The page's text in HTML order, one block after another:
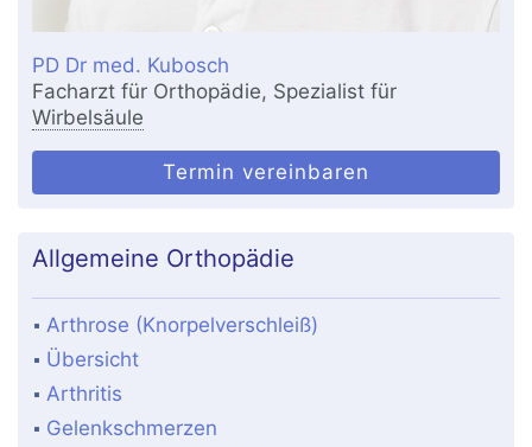
PD Dr med. Kubosch
Facharzt für Orthopädie, Spezialist für
Wirbelsäule
Termin vereinbaren
Allgemeine Orthopädie
Arthrose (Knorpelverschleiß)
Übersicht
Arthritis
Gelenkschmerzen